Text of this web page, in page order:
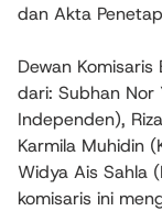
dan Akta
Dewan
dari: Subhan Nor
Independen),
Karmila Muhidin
Widya Ais Sahla
komisaris ini